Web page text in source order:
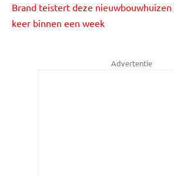
Brand teistert deze
keer binnen een week
Advertentie